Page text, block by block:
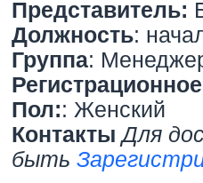
Представитель:
Должность:
Группа:
Пол:: Женский
Контакты Для
быть